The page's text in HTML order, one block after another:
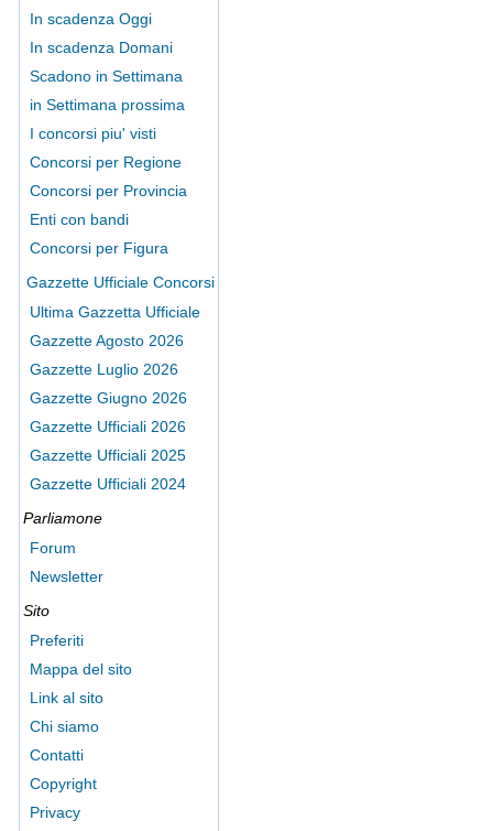
In scadenza Oggi
In scadenza Domani
Scadono in Settimana
in Settimana prossima
I concorsi piu' visti
Concorsi per Regione
Concorsi per Provincia
Enti con bandi
Concorsi per Figura
Gazzette Ufficiale Concorsi
Ultima Gazzetta Ufficiale
Gazzette Agosto 2026
Gazzette Luglio 2026
Gazzette Giugno 2026
Gazzette Ufficiali 2026
Gazzette Ufficiali 2025
Gazzette Ufficiali 2024
Parliamone
Forum
Newsletter
Sito
Preferiti
Mappa del sito
Link al sito
Chi siamo
Contatti
Copyright
Privacy